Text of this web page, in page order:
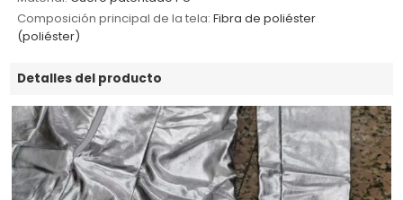
Composición principal de la tela: Fibra de poliéster
(poliéster)
Detalles del producto